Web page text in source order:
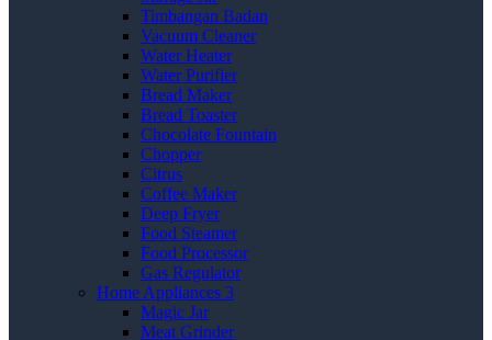
Timbangan Badan
Vacuum Cleaner
Water Heater
Water Purifier
Bread Maker
Bread Toaster
Chocolate Fountain
Chopper
Citrus
Coffee Maker
Deep Fryer
Food Steamer
Food Processor
Gas Regulator
Home Appliances 3
Magic Jar
Meat Grinder